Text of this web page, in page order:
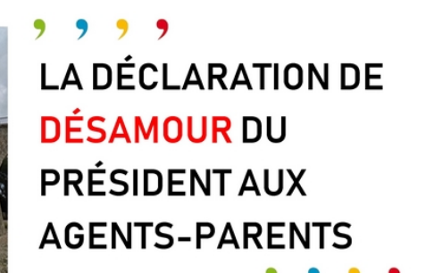
Nouveau plan d’actions de la DGA ASEF : réelles perspectives ou nouvel
UNCATEGORIZED